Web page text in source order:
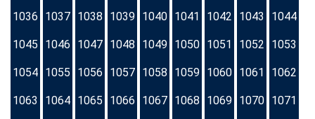
1036 1037 1038 1039 1040 1041 1042 1043 1044
1045 1046 1047 1048 1049 1050 1051 1052 1053
1054 1055 1056 1057 1058 1059 1060 1061 1062
1063 1064 1065 1066 1067 1068 1069 1070 1071